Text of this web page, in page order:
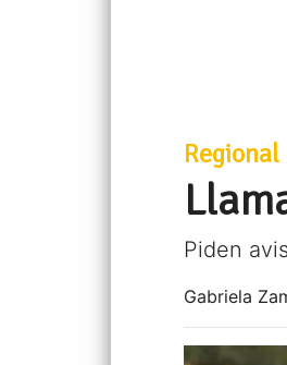
Regional
Piden
Gabriela